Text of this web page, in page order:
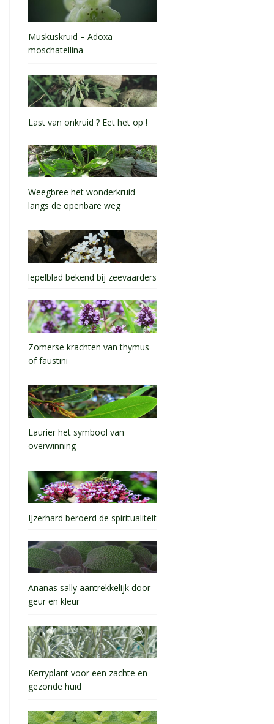
Muskuskruid – Adoxa
moschatellina
Last van onkruid ? Eet het op !
Weegbree het wonderkruid
langs de openbare weg
lepelblad bekend bij zeevaarders
Zomerse krachten van thymus
of faustini
Laurier het symbool van
overwinning
IJzerhard beroerd de spiritualiteit
Ananas sally aantrekkelijk door
geur en kleur
Kerryplant voor een zachte en
gezonde huid